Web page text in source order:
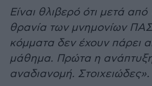
Είναι θλιβερό ότι μετά
θρανία των μνημονίων
κόμματα δεν έχουν πάρει
μάθημα. Πρώτα η
αναδιανομή. Στοιχειώδες».